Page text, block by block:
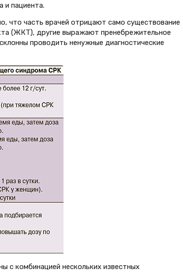
и пациента.
что часть врачей отрицают само существование
(ЖКТ), другие выражают пренебрежительное
проводить ненужные диагностические
с комбинацией нескольких известных